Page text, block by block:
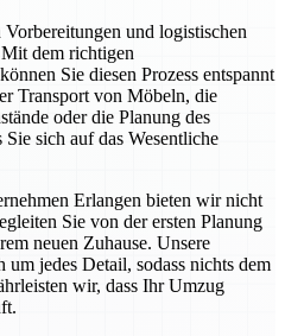
und logistischen
dem richtigen
Sie diesen Prozess entspannt
Transport von Möbeln, die
oder die Planung des
sich auf das Wesentliche
Erlangen bieten wir nicht
Sie von der ersten Planung
neuen Zuhause. Unsere
um jedes Detail, sodass nichts dem
wir, dass Ihr Umzug